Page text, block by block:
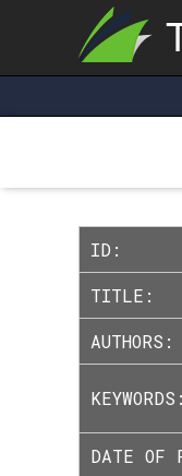
ID:
TITLE:
AUTHORS:
KEYWORDS:
DATE OF